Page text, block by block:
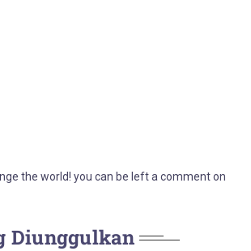
the world! you can be left a comment on
Diunggulkan